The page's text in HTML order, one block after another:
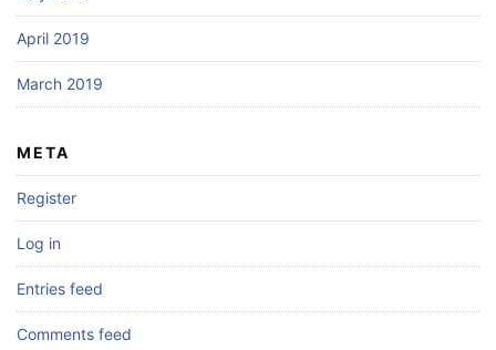
April 2019
March 2019
META
Register
Log in
Entries feed
Comments feed